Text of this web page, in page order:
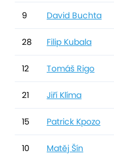
9 David Buchta
28 Filip Kubala
12 Tomáš Rigo
21 Jiří Klíma
15 Patrick Kpozo
10 Matěj Šín